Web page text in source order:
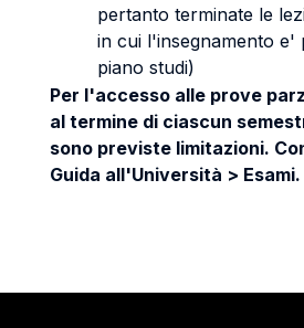
pertanto terminate le
in cui l'insegnamento e'
piano studi)
Per l'accesso alle prove
al termine di ciascun
sono previste limitazioni.
Guida all'Università > Esami.